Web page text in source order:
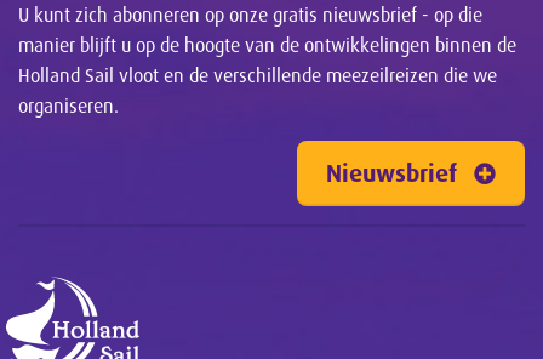
U kunt zich abonneren op onze gratis nieuwsbrief - op die
manier blijft u op de hoogte van de ontwikkelingen binnen de
Holland Sail vloot en de verschillende meezeilreizen die we
organiseren.
Nieuwsbrief